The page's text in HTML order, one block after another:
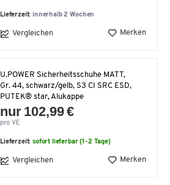
Lieferzeit: innerhalb 2 Wochen
Vergleichen Merken
U.POWER Sicherheitsschuhe MATT,
Gr. 44, schwarz/gelb, S3 CI SRC ESD,
PUTEK® star, Alukappe
nur 102,99 €
pro VE
Lieferzeit:sofort lieferbar (1-2 Tage)
Vergleichen Merken